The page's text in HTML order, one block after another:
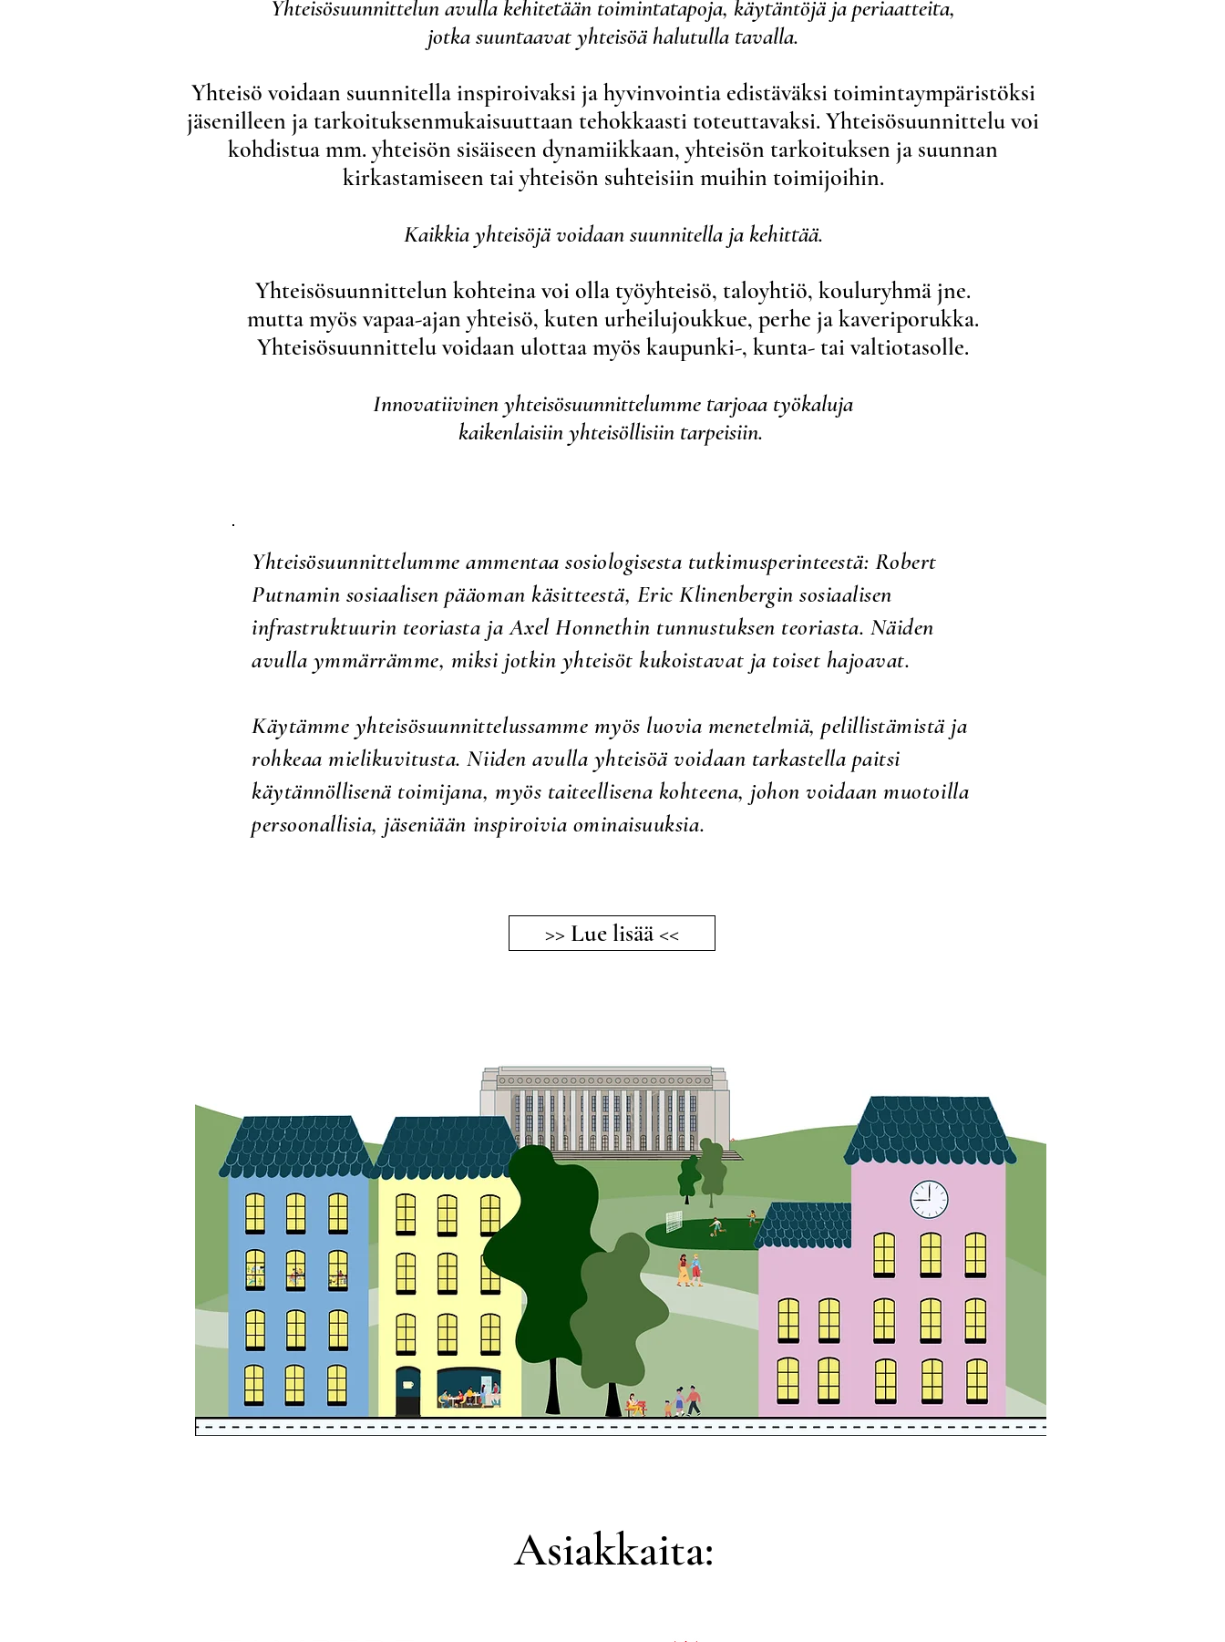
Yhteisösuunnittelun avulla kehitetään toimintatapoja, käytäntöjä ja periaatteita,
jotka suuntaavat yhteisöä halutulla tavalla.
Yhteisö voidaan suunnitella inspiroivaksi ja hyvinvointia edistäväksi toimintaympäristöksi
jäsenilleen ja tarkoituksenmukaisuuttaan tehokkaasti toteuttavaksi. Yhteisösuunnittelu voi
kohdistua mm. yhteisön sisäiseen dynamiikkaan, yhteisön tarkoituksen ja suunnan
kirkastamiseen tai yhteisön suhteisiin muihin toimijoihin.
Kaikkia yhteisöjä voidaan suunnitella ja kehittää.
Yhteisösuunnittelun kohteina voi olla työyhteisö, taloyhtiö, kouluryhmä jne.
mutta myös vapaa-ajan yhteisö, kuten urheilujoukkue, perhe ja kaveriporukka.
Yhteisösuunnittelu voidaan ulottaa myös kaupunki-, kunta- tai valtiotasolle.
Innovatiivinen yhteisösuunnittelumme tarjoaa työkaluja
kaikenlaisiin yhteisöllisiin tarpeisiin. ​​
Yhteisösuunnittelumme ammentaa sosiologisesta tutkimusperinteestä: Robert
Putnamin sosiaalisen pääoman käsitteestä, Eric Klinenbergin sosiaalisen
infrastruktuurin teoriasta ja Axel Honnethin tunnustuksen teoriasta. Näiden
avulla ymmärrämme, miksi jotkin yhteisöt kukoistavat ja toiset hajoavat.
Käytämme yhteisösuunnittelussamme myös luovia menetelmiä, pelillistämistä ja
rohkeaa mielikuvitusta. Niiden avulla yhteisöä voidaan tarkastella paitsi
käytännöllisenä toimijana, myös taiteellisena kohteena, johon voidaan muotoilla
persoonallisia, jäseniään inspiroivia ominaisuuksia.
>> Lue lisää <<
Asiakkaita: